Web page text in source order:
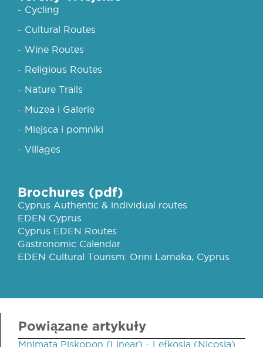
- Cycling
- Cultural Routes
- Wine Routes
- Religious Routes
- Nature Trails
- Muzea i Galerie
- Miejsca i pomniki
- Villages
Brochures (pdf)
Cyprus Authentic & individual routes
EDEN Cyprus
Cyprus EDEN Routes
Gastronomic Calendar
EDEN Cultural Tourism: Orini Larnaka, Cyprus
Powiązane artykuły
Mnimata Piskopon (Linear) - Lefkosia (Nicosia)